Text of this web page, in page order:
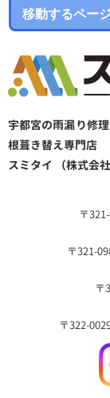
宇都宮の雨漏り修
根葺き替え専門店
スミタイ （株式会社
〒
〒321-
〒
〒322-